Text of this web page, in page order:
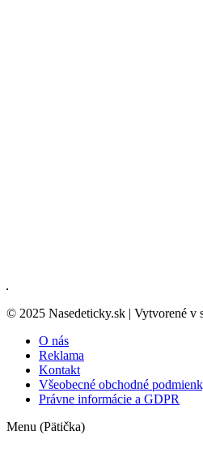
© 2025 Nasedeticky.sk | Vytvorené v
O nás
Reklama
Kontakt
Všeobecné obchodné
Právne informácie a GDPR
Menu (Pätička)